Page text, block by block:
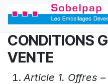
Se rendre au contenu
CONDITIONS
VENTE
Article 1. Offres